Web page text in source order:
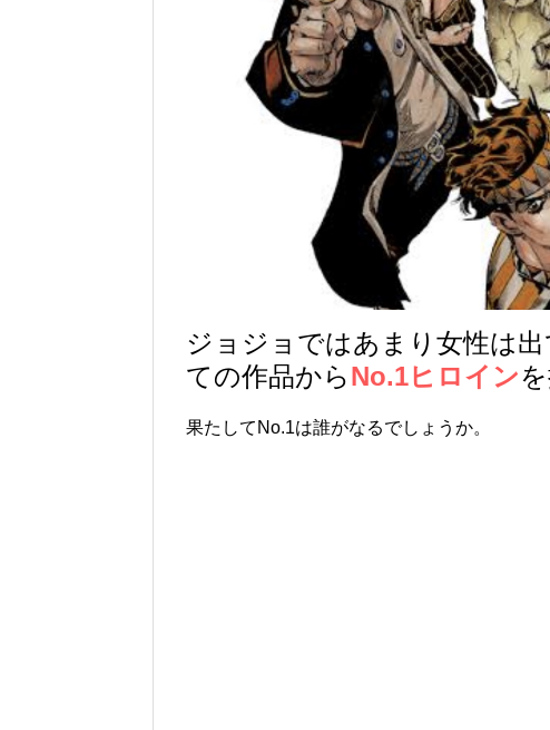
ジョジョではあまり女性は
ての作品からNo.1ヒロイン
果たしてNo.1は誰がなるでしょうか。